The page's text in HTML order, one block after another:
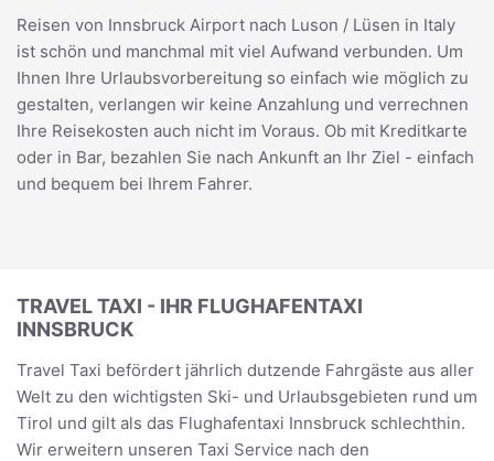
Reisen von Innsbruck Airport nach Luson / Lüsen in Italy
ist schön und manchmal mit viel Aufwand verbunden. Um
Ihnen Ihre Urlaubsvorbereitung so einfach wie möglich zu
gestalten, verlangen wir keine Anzahlung und verrechnen
Ihre Reisekosten auch nicht im Voraus. Ob mit Kreditkarte
oder in Bar, bezahlen Sie nach Ankunft an Ihr Ziel - einfach
und bequem bei Ihrem Fahrer.
TRAVEL TAXI - IHR FLUGHAFENTAXI
INNSBRUCK
Travel Taxi befördert jährlich dutzende Fahrgäste aus aller
Welt zu den wichtigsten Ski- und Urlaubsgebieten rund um
Tirol und gilt als das Flughafentaxi Innsbruck schlechthin.
Wir erweitern unseren Taxi Service nach den